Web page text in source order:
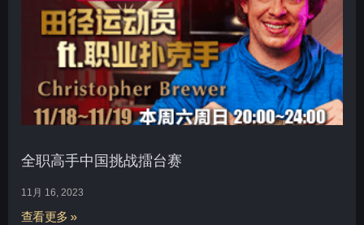
全职高手中国挑战擂台赛
11月 16, 2023
查看更多 »